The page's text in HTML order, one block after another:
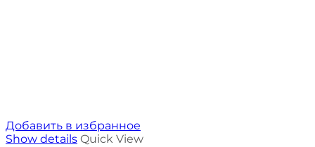
Добавить в избранное
Show details Quick View